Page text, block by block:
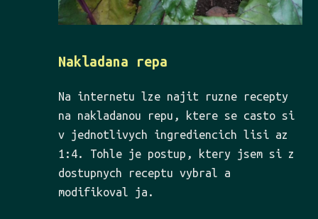
Nakladana repa
Na internetu lze najit ruzne recepty
na nakladanou repu, ktere se casto si
v jednotlivych ingrediencich lisi az
1:4. Tohle je postup, ktery jsem si z
dostupnych receptu vybral a
modifikoval ja.